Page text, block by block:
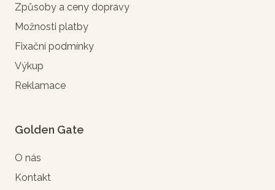
Způsoby a ceny dopravy
Možnosti platby
Fixační podmínky
Výkup
Reklamace
Golden Gate
O nás
Kontakt